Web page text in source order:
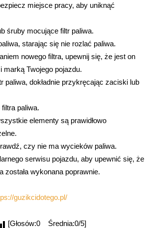
miejsce pracy, aby uniknąć
śruby mocujące filtr paliwa.
starając się nie rozlać paliwa.
nowego filtra, upewnij się, że jest on
marką Twojego pojazdu.
paliwa, dokładnie przykręcając zaciski lub
paliwa.
elementy są prawidłowo
czy nie ma wycieków paliwa.
serwisu pojazdu, aby upewnić się, że
została wykonana poprawnie.
guzikcidotego.pl/
[Głosów:0 Średnia:0/5]